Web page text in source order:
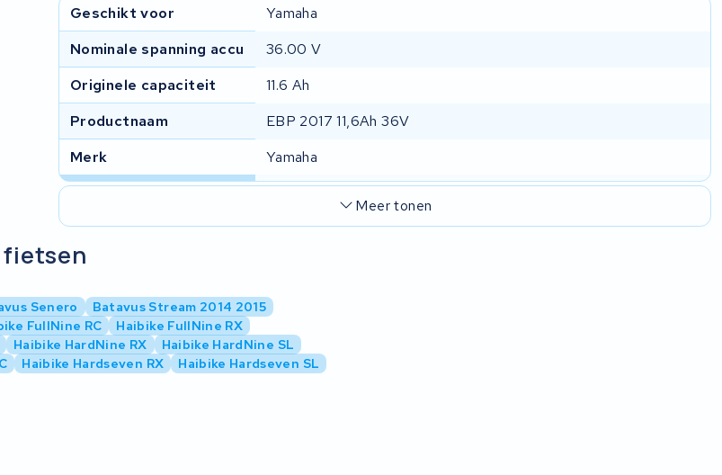
Geschikt voor
Yamaha
Nominale spanning accu
36.00 V
Originele capaciteit
11.6 Ah
Productnaam
EBP 2017 11,6Ah 36V
Merk
Yamaha
Meer tonen
fietsen
Senero
Batavus Stream 2014 2015
FullNine RC
Haibike FullNine RX
Haibike HardNine RX
Haibike HardNine SL
Haibike Hardseven RX
Haibike Hardseven SL